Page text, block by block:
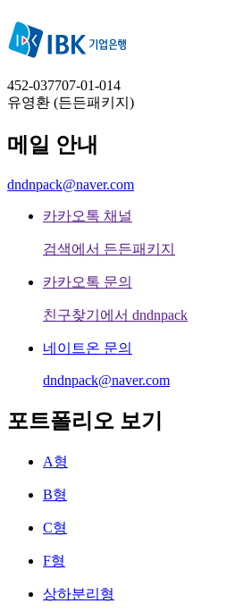
452-037707-01-014
유영환 (든든패키지)
메일 안내
dndnpack@naver.com
카카오톡 채널
검색에서 든든패키지
카카오톡 문의
친구찾기에서 dndnpack
네이트온 문의
dndnpack@naver.com
포트폴리오 보기
A형
B형
C형
F형
상하분리형